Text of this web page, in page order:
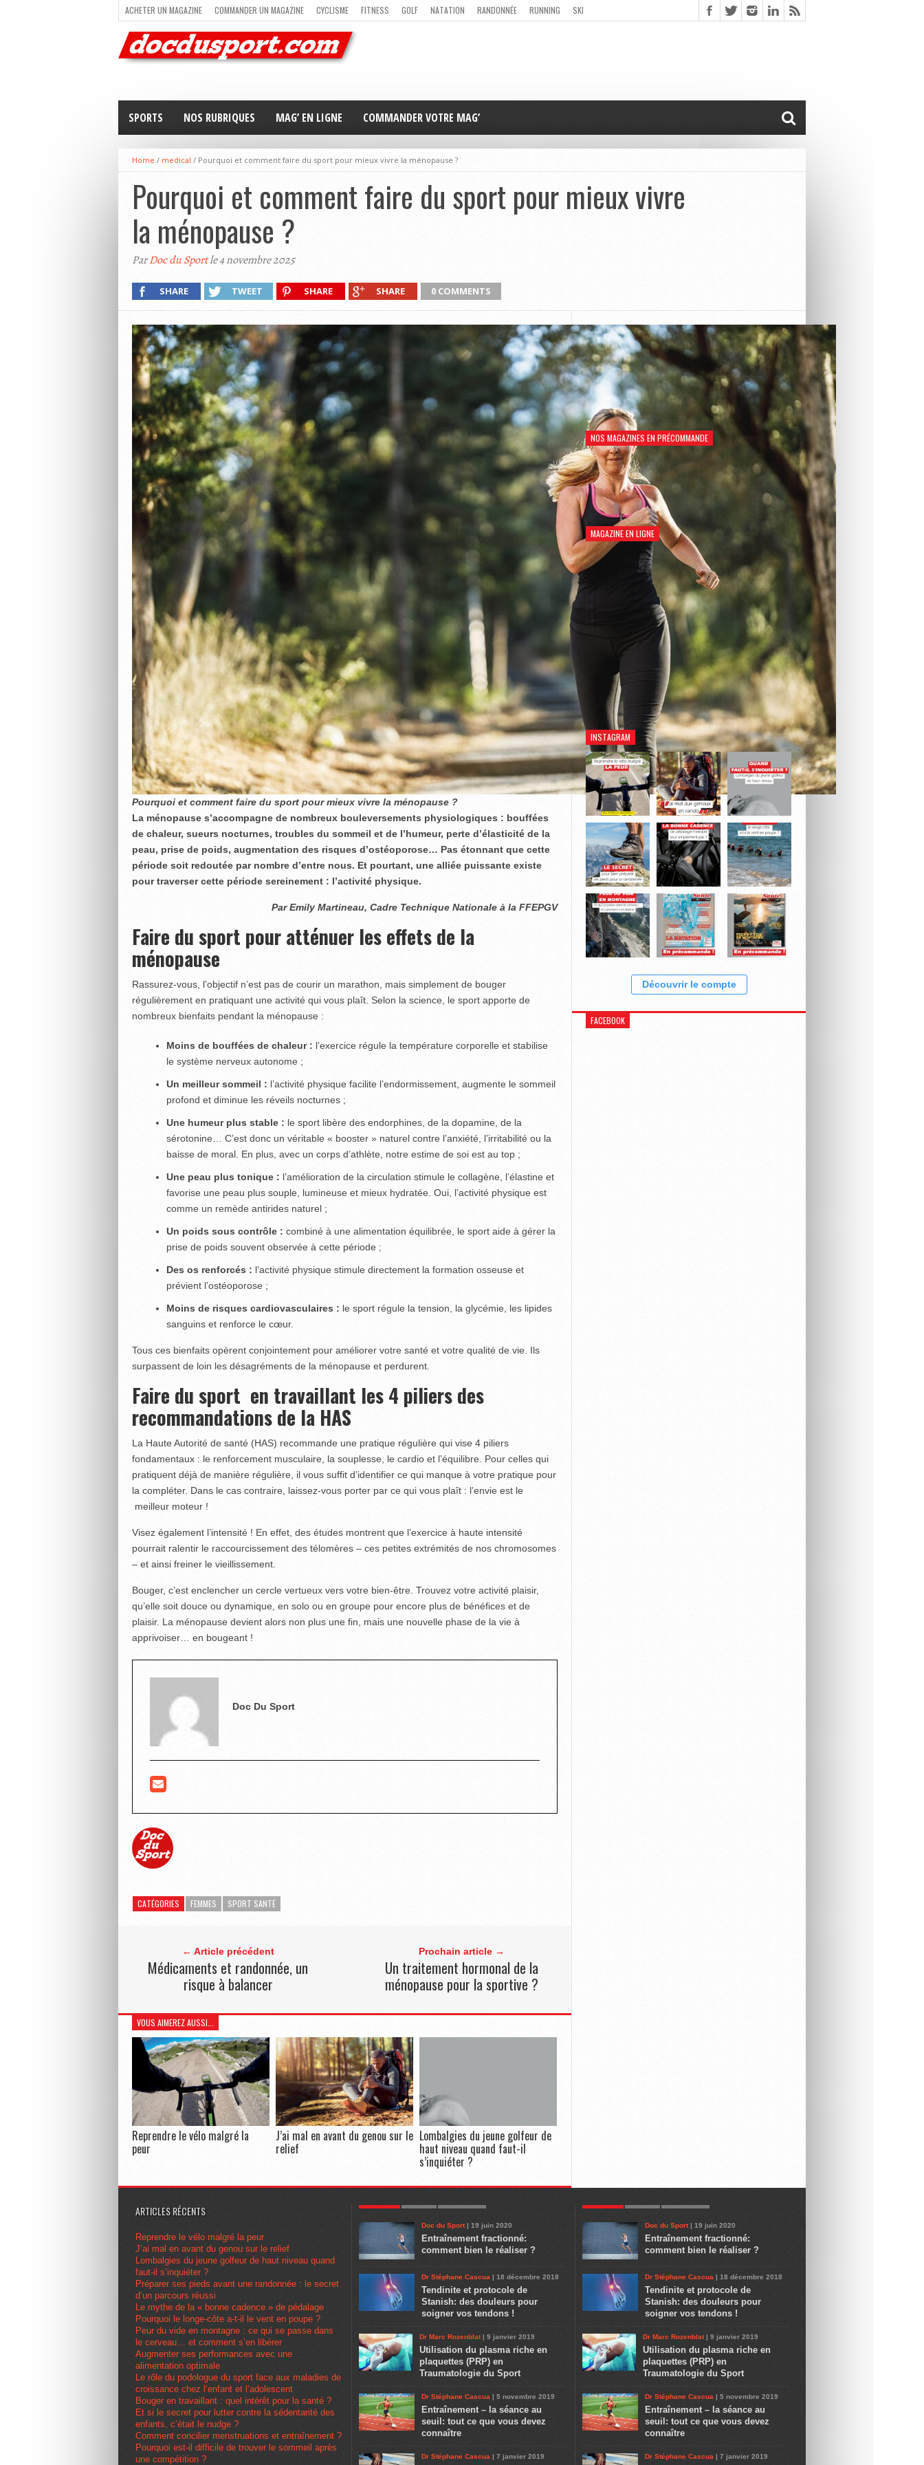
ACHETER UN MAGAZINE COMMANDER UN MAGAZINE CYCLISME FITNESS GOLF NATATION RANDONNÉE RUNNING
SKI
TRAIL RUNNING
TRIATHLON VOILE NEWSLETTER MAG’ EN LIGNE
SPORTS NOS RUBRIQUES MAG’ EN LIGNE COMMANDER VOTRE MAG’
Home / medical / Pourquoi et comment faire du sport pour mieux vivre la ménopause ?
Pourquoi et comment faire du sport pour mieux vivre
la ménopause ?
ParDoc du Sportle 4 novembre 2025
SHARE TWEET SHARE SHARE 0 COMMENTS
Pourquoi et comment faire du sport pour mieux vivre la ménopause ?
La ménopause s’accompagne de nombreux bouleversements physiologiques : bouffées
de chaleur, sueurs nocturnes, troubles du sommeil et de l’humeur, perte d’élasticité de la
peau, prise de poids, augmentation des risques d’ostéoporose… Pas étonnant que cette
période soit redoutée par nombre d’entre nous. Et pourtant, une alliée puissante existe
pour traverser cette période sereinement : l’activité physique.
Par Emily Martineau, Cadre Technique Nationale à la FFEPGV
Faire du sport pour atténuer les effets de la
ménopause
Rassurez-vous, l’objectif n’est pas de courir un marathon, mais simplement de bouger
régulièrement en pratiquant une activité qui vous plaît. Selon la science, le sport apporte de
nombreux bienfaits pendant la ménopause :
Moins de bouffées de chaleur : l’exercice régule la température corporelle et stabilise
le système nerveux autonome ;
Un meilleur sommeil : l’activité physique facilite l’endor­missement, augmente le sommeil
profond et diminue les réveils nocturnes ;
Une humeur plus stable : le sport libère des endorphines, de la dopamine, de la
sérotonine… C’est donc un véritable « booster » naturel contre l’anxiété, l’irritabilité ou la
baisse de moral. En plus, avec un corps d’athlète, notre estime de soi est au top ;
Une peau plus tonique : l’amélioration de la circulation stimule le collagène, l’élastine et
favorise une peau plus souple, lumineuse et mieux hydratée. Oui, l’activité physique est
comme un remède antirides naturel ;
Un poids sous contrôle : combiné à une alimentation équilibrée, le sport aide à gérer la
prise de poids souvent observée à cette période ;
Des os renforcés : l’activité physique stimule directement la formation osseuse et
prévient l’ostéoporose ;
Moins de risques cardiovasculaires : le sport régule la tension, la glycémie, les lipides
sanguins et renforce le cœur.
Tous ces bienfaits opèrent conjointement pour améliorer votre santé et votre qualité de vie. Ils
surpassent de loin les désagréments de la ménopause et perdurent.
Faire du sport en travaillant les 4 piliers des
recommandations de la HAS
La Haute Autorité de santé (HAS) recommande une pratique régulière qui vise 4 piliers
fondamentaux : le renforcement musculaire, la souplesse, le cardio et l’équilibre. Pour celles qui
pratiquent déjà de manière régulière, il vous suffit d’identifier ce qui manque à votre pratique pour
la compléter. Dans le cas contraire, laissez-vous porter par ce qui vous plaît : l’envie est le
meilleur moteur !
Visez également l’intensité ! En effet, des études montrent que l’exercice à haute intensité
pourrait ralentir le raccourcissement des télomères – ces petites extrémités de nos chromosomes
– et ainsi freiner le vieillissement.
Bouger, c’est enclencher un cercle vertueux vers votre bien-être. Trouvez votre activité plaisir,
qu’elle soit douce ou dynamique, en solo ou en groupe pour encore plus de bénéfices et de
plaisir. La ménopause devient alors non plus une fin, mais une nouvelle phase de la vie à
apprivoiser… en bougeant !
Doc Du Sport
CATÉGORIES FEMMES SPORT SANTÉ
← Article précédent
Médicaments et randonnée, un
risque à balancer
Prochain article →
Un traitement hormonal de la
ménopause pour la sportive ?
VOUS AIMEREZ AUSSI...
Reprendre le vélo malgré la
peur
J’ai mal en avant du genou sur le
relief
Lombalgies du jeune golfeur de
haut niveau quand faut-il
s’inquiéter ?
NOS MAGAZINES EN PRÉCOMMANDE
€8,90
MAGAZINE EN LIGNE
Découvrez notre dernier numéro Natation Santé.
Je découvre le magazine
INSTAGRAM
Découvrir le compte
FACEBOOK
ARTICLES RÉCENTS
Reprendre le vélo malgré la peur
J’ai mal en avant du genou sur le relief
Lombalgies du jeune golfeur de haut niveau quand
faut-il s’inquiéter ?
Préparer ses pieds avant une randonnée : le secret
d’un parcours réussi
Le mythe de la « bonne cadence » de pédalage
Pourquoi le longe-côte a-t-il le vent en poupe ?
Peur du vide en montagne : ce qui se passe dans
le cerveau… et comment s’en libérer
Augmenter ses performances avec une
alimentation optimale
Le rôle du podologue du sport face aux maladies de
croissance chez l’enfant et l’adolescent
Bouger en travaillant : quel intérêt pour la santé ?
Et si le secret pour lutter contre la sédentarité des
enfants, c’était le nudge ?
Comment concilier menstruations et entraînement ?
Pourquoi est-il difficile de trouver le sommeil après
une compétition ?
Doc du Sport | 19 juin 2020
Entraînement fractionné:
comment bien le réaliser ?
Dr Stéphane Cascua | 18 décembre 2018
Tendinite et protocole de
Stanish: des douleurs pour
soigner vos tendons !
Dr Marc Rozenblat| 9 janvier 2019
Utilisation du plasma riche en
plaquettes (PRP) en
Traumatologie du Sport
Dr Stéphane Cascua | 5 novembre 2019
Entraînement – la séance au
seuil: tout ce que vous devez
connaître
Dr Stéphane Cascua | 7 janvier 2019
Doc du Sport| 19 juin 2020
Entraînement fractionné:
comment bien le réaliser ?
Dr Stéphane Cascua | 18 décembre 2018
Tendinite et protocole de
Stanish: des douleurs pour
soigner vos tendons !
Dr Marc Rozenblat| 9 janvier 2019
Utilisation du plasma riche en
plaquettes (PRP) en
Traumatologie du Sport
Dr Stéphane Cascua | 5 novembre 2019
Entraînement – la séance au
seuil: tout ce que vous devez
connaître
Dr Stéphane Cascua | 7 janvier 2019